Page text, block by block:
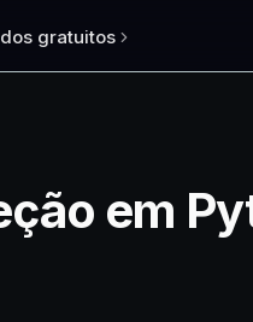
gratuitos
em